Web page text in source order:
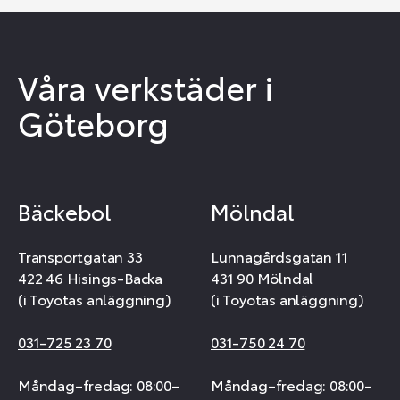
Våra verkstäder i
Göteborg
Bäckebol
Transportgatan 33
422 46 Hisings-Backa
(i Toyotas anläggning)
031-725 23 70
Måndag–fredag: 08:00–
Mölndal
Lunnagårdsgatan 11
431 90 Mölndal
(i Toyotas anläggning)
031-750 24 70
Måndag–fredag: 08:00–